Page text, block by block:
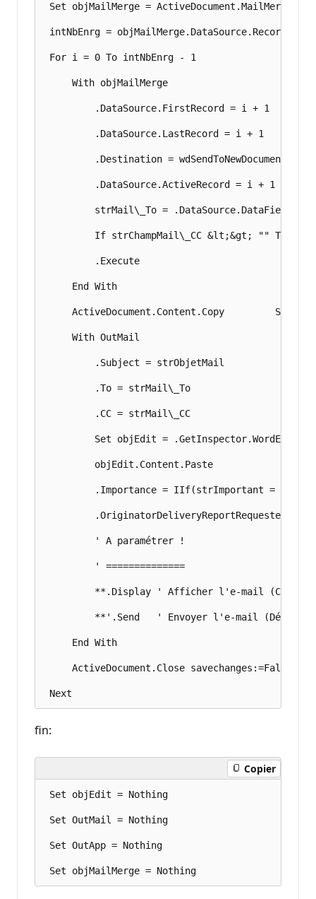
Set objMailMerge = ActiveDocument.MailMerge
intNbEnrg = objMailMerge.DataSource.RecordCount
For i = 0 To intNbEnrg - 1
     With objMailMerge
         .DataSource.FirstRecord = i + 1
         .DataSource.LastRecord = i + 1
         .Destination = wdSendToNewDocument
         .DataSource.ActiveRecord = i + 1
strMail\_To =
If strChampMail\_CC &lt;&gt; "" Then
         .Execute
     End With
ActiveDocument.Content.Copy         Set
     With OutMail
         .Subject = strObjetMail
         .To = strMail\_To
         .CC = strMail\_CC
         Set objEdit = .GetInspector.WordEditor
         objEdit.Content.Paste
.Importance = IIf(strImportant =
.OriginatorDeliveryReportRequested =
         ' A paramétrer !
         ' ==============
**.Display ' Afficher l'e-mail
**'.Send   ' Envoyer l'e-mail
     End With
     ActiveDocument.Close savechanges:=False
fin:
Copier
Set objEdit = Nothing
Set OutMail = Nothing
Set OutApp = Nothing